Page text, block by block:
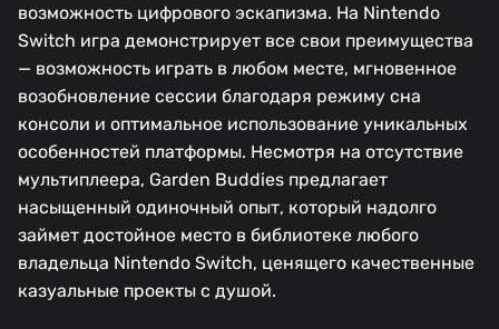
возможность цифрового эскапизма. На Nintendo
Switch игра демонстрирует все свои преимущества
— возможность играть в любом месте, мгновенное
возобновление сессии благодаря режиму сна
консоли и оптимальное использование уникальных
особенностей платформы. Несмотря на отсутствие
мультиплеера, Garden Buddies предлагает
насыщенный одиночный опыт, который надолго
займет достойное место в библиотеке любого
владельца Nintendo Switch, ценящего качественные
казуальные проекты с душой.